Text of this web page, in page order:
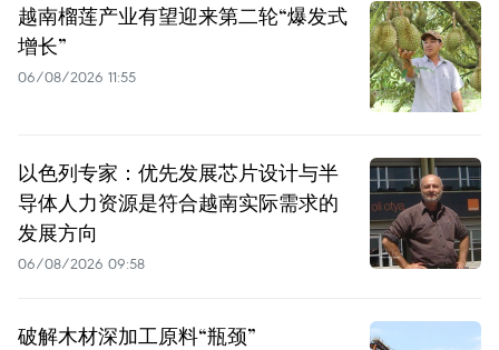
越南榴莲产业有望迎来第二轮“爆发式
增长”
06/08/2026 11:55
以色列专家：优先发展芯片设计与半
导体人力资源是符合越南实际需求的
发展方向
06/08/2026 09:58
破解木材深加工原料“瓶颈”